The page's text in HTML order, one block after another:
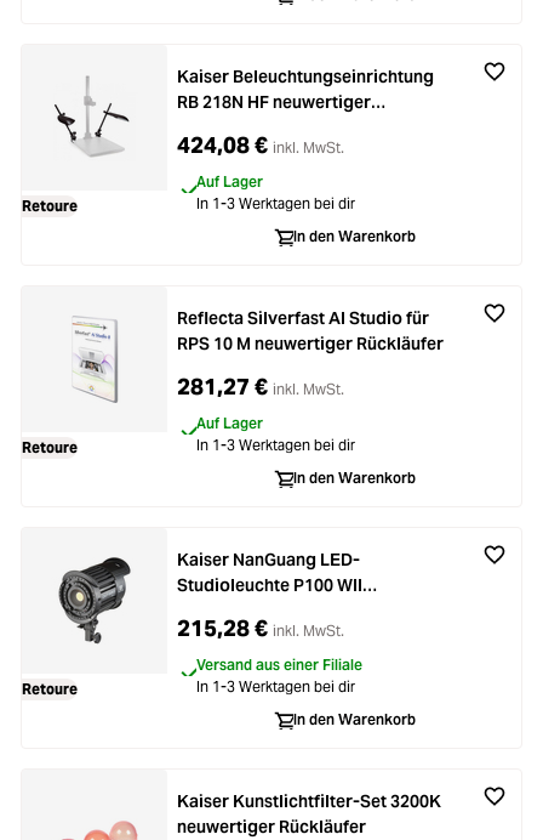
Retoure
Kaiser Beleuchtungseinrichtung
RB 218N HF neuwertiger
424,08 € inkl. MwSt.
Auf Lager
In 1-3 Werktagen bei dir
In den Warenkorb
Retoure
Reflecta Silverfast AI Studio für
RPS 10 M neuwertiger Rückläufer
281,27 € inkl. MwSt.
Auf Lager
In 1-3 Werktagen bei dir
In den Warenkorb
Retoure
Kaiser NanGuang LED-
Studioleuchte P100 WII
215,28 € inkl. MwSt.
Versand aus einer Filiale
In 1-3 Werktagen bei dir
In den Warenkorb
Kaiser Kunstlichtfilter-Set 3200K
neuwertiger Rückläufer